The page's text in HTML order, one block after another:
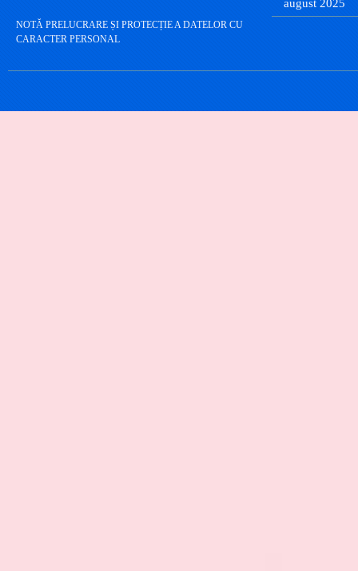
NOTĂ PRELUCRARE ȘI PROTECȚIE A DATELOR CU
CARACTER PERSONAL
august 2025